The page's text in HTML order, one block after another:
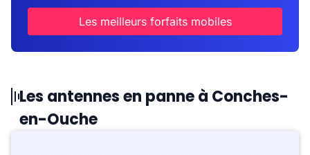
Les meilleurs forfaits mobiles
Les antennes en panne à Conches-
en-Ouche